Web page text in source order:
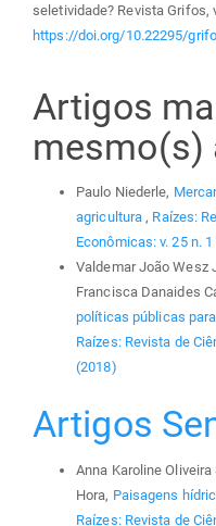
seletividade? Revista Grifos,
https://doi.org/10.22295/
Artigos
mesmo(s)
Paulo Niederle,
agricultura, Raízes:
Econômicas: v. 25 n.
Valdemar João Wesz
Francisca Danaides
políticas públicas
Raízes: Revista de
(2018)
Artigos
Anna Karoline
Hora, Paisagens
Raízes: Revista de